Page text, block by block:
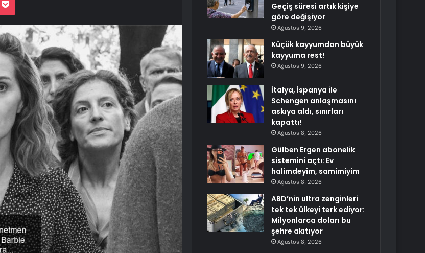
Geçiş süresi artık kişiye
göre değişiyor
Ağustos 9, 2026
Küçük kayyumdan büyük
kayyuma rest!
Ağustos 9, 2026
İtalya, İspanya ile
Schengen anlaşmasını
askıya aldı, sınırları
kapattı!
Ağustos 8, 2026
Gülben Ergen abonelik
sistemini açtı: Ev
halimdeyim, samimiyim
Ağustos 8, 2026
ABD’nin ultra zenginleri
tek tek ülkeyi terk ediyor:
Milyonlarca doları bu
şehre akıtıyor
Ağustos 8, 2026